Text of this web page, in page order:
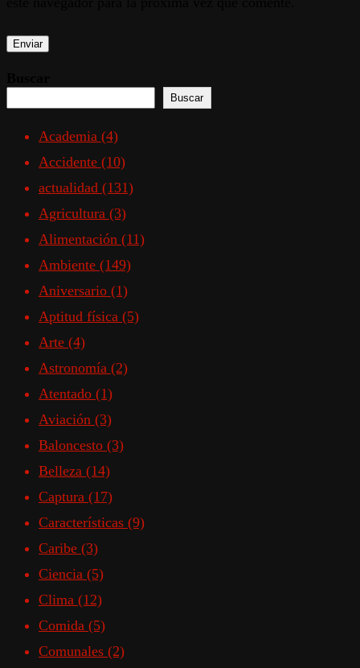
Buscar
Academia (4)
Accidente (10)
actualidad (131)
Agricultura (3)
Alimentación (11)
Ambiente (149)
Aniversario (1)
Aptitud física (5)
Arte (4)
Astronomía (2)
Atentado (1)
Aviación (3)
Baloncesto (3)
Belleza (14)
Captura (17)
Características (9)
Caribe (3)
Ciencia (5)
Clima (12)
Comida (5)
Comunales (2)